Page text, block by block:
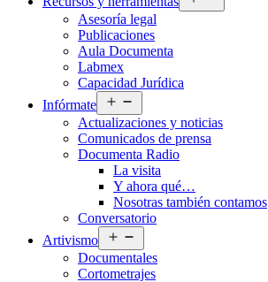
el
Asesoría legal
Publicaciones
Aula Documenta
Labmex
Capacidad Jurídica
Infórmate
el
menú
Actualizaciones y noticias
Comunicados de prensa
Documenta Radio
La visita
Y ahora qué…
Nosotras también contamos
Conversatorio
Artivismo
el
menú
Documentales
Cortometrajes